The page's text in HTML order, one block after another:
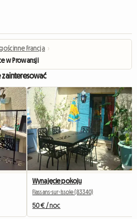
Francja ›
w Prowansji
Wynajęcie pokoju
Flassans-sur-Issole (83340)
50 € / noc